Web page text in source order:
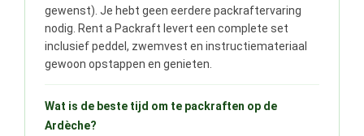
gewenst). Je hebt geen eerdere packraftervaring
nodig. Rent a Packraft levert een complete set
inclusief peddel, zwemvest en instructiemateriaal
gewoon opstappen en genieten.
Wat is de beste tijd om te packraften op de
Ardèche?